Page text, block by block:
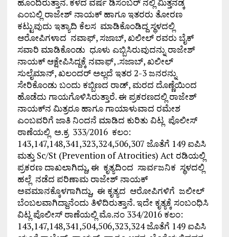
ಹೊಂದಿರುತ್ತಾನೆ. ಕಳೆದ ವರ್ಷ ಡಿಸೆಂಬರ್ ನಲ್ಲಿ ಮಿತ್ತನಡ್ಕ
ಎಂಬಲ್ಲಿ ರಾಜೇಶ್ ನಾಯಕ್ ಹಾಗೂ ಇತರರು ತೋರಣ
ಕಟ್ಟುವುದು ಇತ್ಯಾದಿ ಕೆಲಸ ಮಾಡಿಕೊಂಡಿದ್ದ ಸ್ಥಳದಲ್ಲಿ
ಆರೋಪಿಗಳಾದ ನವಾಫ್, ಸಜಾಬ್, ಖಲೀಲ್ ರವರು ಬೈಕ್
ಸವಾರಿ ಮಾಡಿಕೊಂಡು ಧೂಳು ಎಬ್ಬಿಸಿರುವುದನ್ನು ರಾಜೇಶ್
ನಾಯಕ್ ಆಕ್ಷೇಪಿಸಿದ್ದಕ್ಕೆ ನವಾಫ್, .ಸಜಾಬ್, ಖಲೀಲ್
ಸುಲೈಮಾನ್, ಖಲಂದರ್ ಅಲ್ಲದೆ ಇತರ 2-3 ಜನರನ್ನು
ಸೇರಿಕೊಂಡು ಬಂದು ಕಬ್ಬಿಣದ ರಾಡ್, ಮರದ ದೊಣ್ಣೆಯಿಂದ
ಹೊಡೆದು ಗಾಯಗೊಳಿಸಿರುತ್ತಾರೆ. ಈ ಪ್ರಕರಣದಲ್ಲಿ ರಾಜೇಶ್
ನಾಯಕ್‌ನ ಮಿತ್ರರೂ ಹಾಗೂ ಗಾಯಾಳುವಾದ ರಮೇಶ
ಎಂಬವರಿಗೆ ಜಾತಿ ನಿಂದನೆ ಮಾಡಿದ ಕುರಿತು ವಿಟ್ಲ ಪೊಲೀಸ್
ಠಾಣೆಯಲ್ಲಿ ಅ.ಕ್ರ 333/2016 ಕಲಂ:
143,147,148,341,323,324,506,307 ಜೊತೆಗೆ 149 ಐಪಿಸಿ
ಮತ್ತು Sc/St (Prevention of Atrocities) Act ರಡಿಯಲ್ಲಿ
ಪ್ರಕರಣ ದಾಖಲಾಗಿದ್ದು, ಈ ಕೃತ್ಯದಿಂದ ಸಾರ್ವಜನಿಕ ಸ್ಥಳದಲ್ಲಿ
ಹಲ್ಲೆ ನಡೆದ ಪರಿಣಾಮ ರಾಜೇಶ್ ನಾಯಕ್
ಅವಮಾನಕ್ಕೊಳಗಾಗಿದ್ದು, ಈ ಕೃತ್ಯದ ಆರೋಪಿಗಳಿಗೆ ಜಲೀಲ್
ಬೆಂಬಲವಾಗಿದ್ದಾನೆಂದು ತಿಳಿದಿರುತ್ತಾನೆ. ಇದೇ ಕೃತ್ಯಕ್ಕೆ ಸಂಬಂಧಿಸಿ
ವಿಟ್ಲ ಪೊಲೀಸ್ ಠಾಣೆಯಲ್ಲಿ ಮೊ.ನಂ 334/2016 ಕಲಂ:
143,147,148,341,504,506,323,324 ಜೊತೆಗೆ 149 ಐಪಿಸಿ